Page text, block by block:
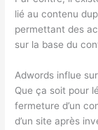
lié au contenu
permettant des
sur la base du
Adwords influe
Que ça soit pour
fermeture d’un
d’un site après